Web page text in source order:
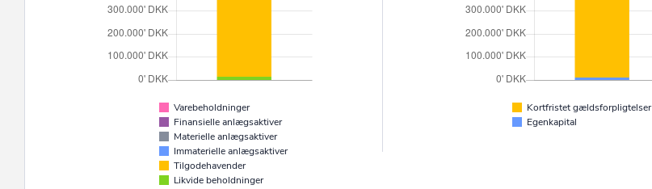
Varebeholdninger
Finansielle anlægsaktiver
Materielle anlægsaktiver
Immaterielle anlægsaktiver
Tilgodehavender
Likvide beholdninger
Kortfristet gældsforpligtelser
Egenkapital